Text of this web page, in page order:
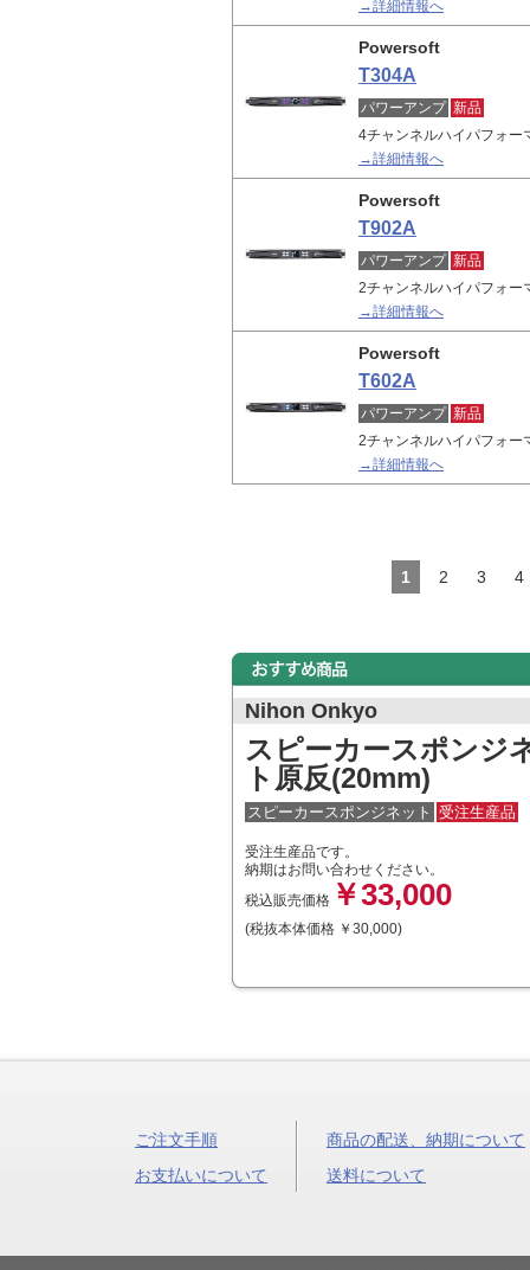
→詳細情報へ
Powersoft
T304A
パワーアンプ 新品
4チャンネルハイパフォ
→詳細情報へ
Powersoft
T902A
パワーアンプ 新品
2チャンネルハイパフォ
→詳細情報へ
Powersoft
T602A
パワーアンプ 新品
2チャンネルハイパフォ
→詳細情報へ
1 2 3 4
Nihon Onkyo
スピーカースポンジ
ト原反(20mm)
スピーカースポンジネット 受注生産品
受注生産品です。
納期はお問い合わせください。
税込販売価格 ￥33,000
(税抜本体価格 ￥30,000)
ご注文手順
お支払いについて
商品の配送、納期について
送料について